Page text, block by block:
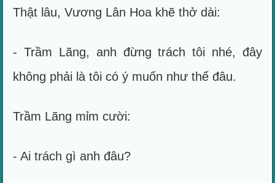
Thật lâu, Vương Lân Hoa khẽ thở dài:
- Trầm Lãng, anh đừng trách tôi nhé, đây
không phải là tôi có ý muốn như thế đâu.
Trầm Lãng mỉm cười:
- Ai trách gì anh đâu?